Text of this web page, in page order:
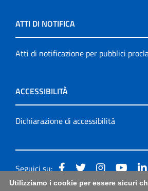
ATTI DI NOTIFICA
Atti di notificazione per pubblici
ACCESSIBILITÀ
Dichiarazione di accessibilità
Seguici su:
Utilizziamo i cookie per essere sicuri